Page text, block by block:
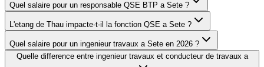
Quel salaire pour un responsable QSE BTP a Sete ?
L'etang de Thau impacte-t-il la fonction QSE a Sete ?
Quel salaire pour un ingenieur travaux a Sete en 2026 ?
Quelle difference entre ingenieur travaux et conducteur de travaux a